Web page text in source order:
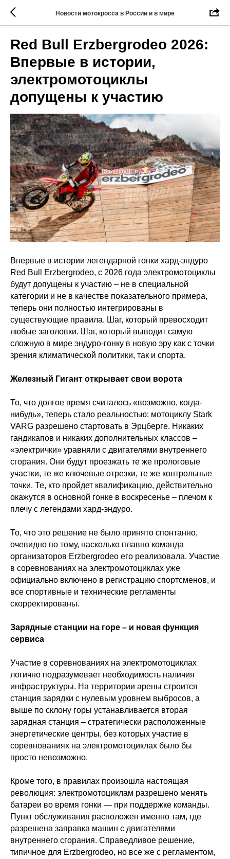
Новости мотокросса в России и в мире
Red Bull Erzbergrodeo 2026:
Впервые в истории,
электромотоциклы
допущены к участию
Впервые в истории легендарной гонки хард-эндуро
Red Bull Erzbergrodeo, с 2026 года электромотоциклы
будут допущены к участию – не в специальной
категории и не в качестве показательного примера,
теперь они полностью интегрированы в
существующие правила. Шаг, который превосходит
любые заголовки. Шаг, который выводит самую
сложную в мире эндуро-гонку в новую эру как с точки
зрения климатической политики, так и спорта.
Железный Гигант открывает свои ворота
То, что долгое время считалось «возможно, когда-
нибудь», теперь стало реальностью: мотоциклу Stark
VARG разрешено стартовать в Эрцберге. Никаких
гандикапов и никаких дополнительных классов –
«электрички» уравняли с двигателями внутреннего
сгорания. Они будут проезжать те же прологовые
участки, те же ключевые отрезки, те же контрольные
точки. Те, кто пройдет квалификацию, действительно
окажутся в основной гонке в воскресенье – плечом к
плечу с легендами хард-эндуро.
То, что это решение не было принято спонтанно,
очевидно по тому, насколько плавно команда
организаторов Erzbergrodeo его реализовала. Участие
в соревнованиях на электромотоциклах уже
официально включено в регистрацию спортсменов, и
все спортивные и технические регламенты
скорректированы.
Зарядные станции на горе – и новая функция
сервиса
Участие в соревнованиях на электромотоциклах
логично подразумевает необходимость наличия
инфраструктуры. На территории арены строится
станция зарядки с нулевым уровнем выбросов, а
выше по склону горы устанавливается вторая
зарядная станция – стратегически расположенные
энергетические центры, без которых участие в
соревнованиях на электромотоциклах было бы
просто невозможно.
Кроме того, в правилах произошла настоящая
революция: электромотоциклам разрешено менять
батареи во время гонки — при поддержке команды.
Пункт обслуживания расположен именно там, где
разрешена заправка машин с двигателями
внутреннего сгорания. Справедливое решение,
типичное для Erzbergrodeo, но все же с регламентом,